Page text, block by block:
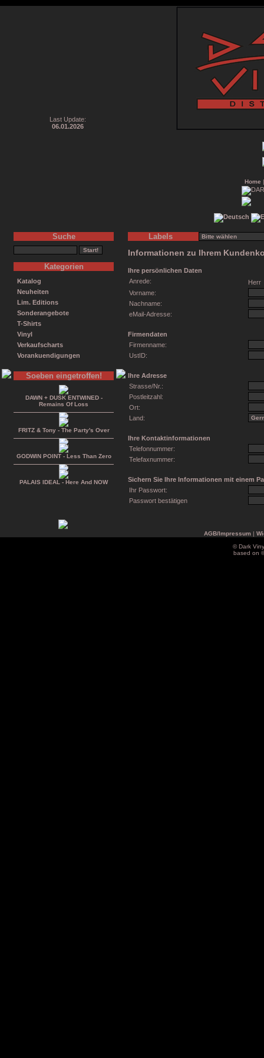
Last Update:
06.01.2026
Home
Suche
Kategorien
Katalog
Neuheiten
Lim. Editions
Sonderangebote
T-Shirts
Vinyl
Verkaufscharts
Vorankuendigungen
Soeben eingetroffen!
DAWN + DUSK ENTWINED -
Remains Of Loss
FRITZ & Tony - The Party's Over
GODWIN POINT - Less Than Zero
PALAIS IDEAL - Here And NOW
Labels
Informationen zu Ihrem
Ihre persönlichen Daten
Anrede:
Herr
Vorname:
Nachname:
eMail-Adresse:
Firmendaten
Firmenname:
UstID:
Ihre Adresse
Strasse/Nr.:
Postleitzahl:
Ort:
Land:
Ihre Kontaktinformationen
Telefonnummer:
Telefaxnummer:
Sichern Sie Ihre Informationen mit einem
Ihr Passwort:
Passwort bestätigen
AGB/Impressum|
© Dark
based on